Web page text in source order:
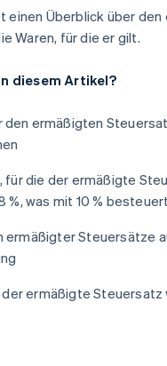
einen Überblick über den
Waren, für die er gilt.
diesem Artikel?
den ermäßigten
für die der ermäßigte
%, was mit 10 %
ermäßigter Steuersätze
ermäßigte Steuersatz